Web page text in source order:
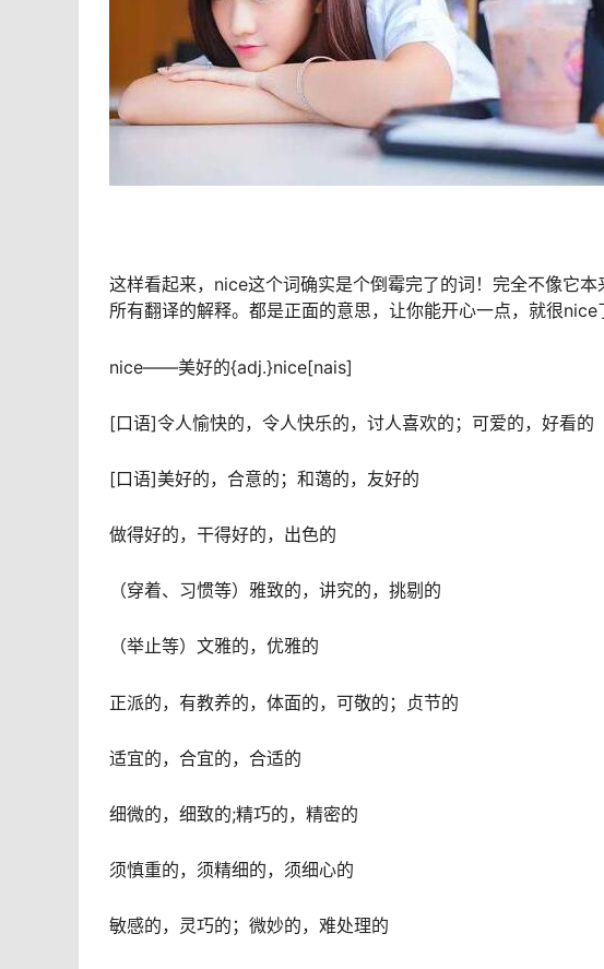
这样看起来，nice这个词确实是个倒霉完了的词！完全不像它
所有翻译的解释。都是正面的意思，让你能开心一点，就很nice
nice——美好的{adj.}nice[nais]
[口语]令人愉快的，令人快乐的，讨人喜欢的；可爱的，好看的
[口语]美好的，合意的；和蔼的，友好的
做得好的，干得好的，出色的
（穿着、习惯等）雅致的，讲究的，挑剔的
（举止等）文雅的，优雅的
正派的，有教养的，体面的，可敬的；贞节的
适宜的，合宜的，合适的
细微的，细致的;精巧的，精密的
须慎重的，须精细的，须细心的
敏感的，灵巧的；微妙的，难处理的